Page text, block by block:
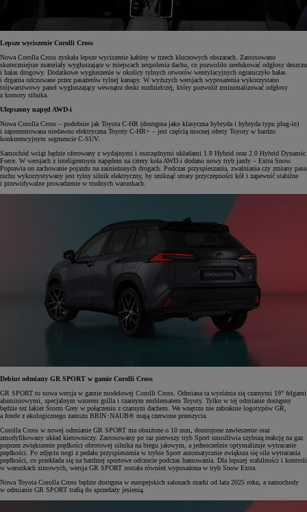
Lepsze wyciszenie Corolli Cross
Nowa Corolla Cross zyskała lepsze wyciszenie kabiny w trzech kluczowych obszarach. Zastosowano
skuteczniejsze materiały wygłuszające w miejscach zespolenia dachu, co pozwoliło zredukować odgłosy deszczu
i hałas drogowy. Dodatkowe wygłuszenie w okolicy tylnych otworów wentylacyjnych ograniczyło hałas
i drgania odczuwane przez pasażerów tylnej kanapy. W wyższych wersjach wyposażenia wykorzystano
trójwarstwowy panel wygłuszający wewnątrz deski rozdzielczej, który pozwolił zminimalizować odgłosy
z komory silnika.
Ulepszony napęd AWD-i
Nowa Corolla Cross – podobnie jak Toyota C-HR (dostępna jako klasyczna hybryda i hybryda typu plug-in)
i zaprezentowana niedawno elektryczna Toyoty C-HR+ – jest częścią mocnej oferty Toyoty w bardzo
konkurencyjnym segmencie C-SUV.
Samochód wciąż będzie oferowany z wydajnymi i oszczędnymi układami 1.8 Hybrid oraz 2.0 Hybrid Dynamic
Force. W wersjach z inteligentnym napędem na cztery koła AWD-i dodano nowy tryb jazdy – Extra Snow.
Poprawia on zachowanie pojazdu na zaśnieżonych drogach. Podczas przyspieszania, zwalniania czy zmiany pasa
ruchu wykorzystywany jest tylny silnik elektryczny, by uniknąć utraty przyczepności kół i zapewnić stabilne
i przewidywalne prowadzenie w trudnych warunkach.
Debiut odmiany GR SPORT w gamie Corolli Cross
GR SPORT to nowa wersja w gamie modelowej Corolli Cross. Odmiana ta wyróżnia się czarnymi 19" felgami
aluminiowymi, specjalnym wzorem grilla i czarnym emblematem Toyoty. Tylko w tej odmianie dostępny
będzie też lakier Storm Grey w połączeniu z czarnym dachem. We wnętrzu nie zabraknie logotypów GR,
a fotele z ekologicznego zamszu BRIN･NAUB® mają czerwone przeszycia.
Corolla Cross w nowej odmianie GR SPORT ma obniżone o 10 mm, dostrojone zawieszenie oraz
zmodyfikowany układ kierowniczy. Zastosowany po raz pierwszy tryb Sport umożliwia szybszą reakcję na gaz
poprzez zwiększenie prędkości obrotowej silnika na biegu jałowym, a jednocześnie optymalizuje wytracanie
prędkości. Po zdjęciu nogi z pedału przyspieszenia w trybie Sport automatycznie zwiększa się siła wytracania
prędkości, co przekłada się na bardziej sportowe odczucie podczas hamowania. Dla lepszej stabilności i kontroli
w warunkach zimowych, wersja GR SPORT została również wyposażona w tryb Snow Extra.
Nowa Toyota Corolla Cross będzie dostępna w europejskich salonach marki od lata 2025 roku, a samochody
w odmianie GR SPORT trafią do sprzedaży jesienią.